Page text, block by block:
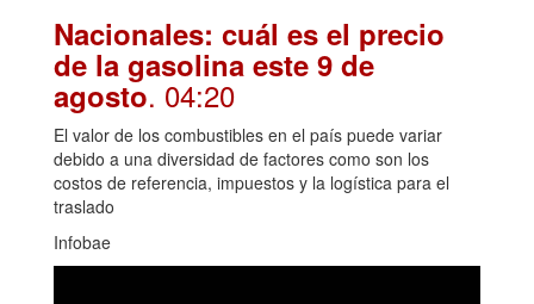
Nacionales: cuál es el precio
de la gasolina este 9 de
agosto. 04:20
El valor de los combustibles en el país puede variar
debido a una diversidad de factores como son los
costos de referencia, impuestos y la logística para el
traslado
Infobae